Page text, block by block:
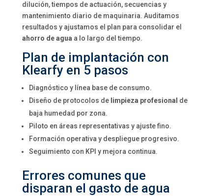
dilución, tiempos de actuación, secuencias y
mantenimiento diario de maquinaria. Auditamos
resultados y ajustamos el plan para consolidar el
ahorro de agua a lo largo del tiempo.
Plan de implantación con
Klearfy en 5 pasos
Diagnóstico y línea base de consumo.
Diseño de protocolos de limpieza profesional de
baja humedad por zona.
Piloto en áreas representativas y ajuste fino.
Formación operativa y despliegue progresivo.
Seguimiento con KPI y mejora continua.
Errores comunes que
disparan el gasto de agua